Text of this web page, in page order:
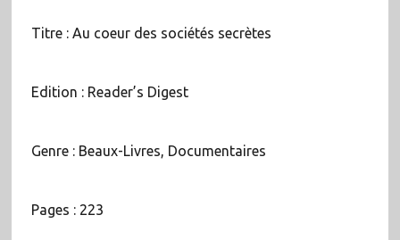
Titre : Au coeur des sociétés secrètes
Edition : Reader’s Digest
Genre : Beaux-Livres, Documentaires
Pages : 223